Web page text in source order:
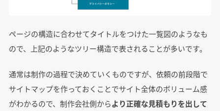
ページの構造に合わせてタイトルをつけた一覧図のようなも
ので、上記のようなツリー構造で表されることが多いです。
通常は制作の過程で決めていくものですが、依頼の前段階で
サイトマップを作っておくことでサイト全体のボリューム感
がわかるので、制作会社側からより正確な見積もりを出して